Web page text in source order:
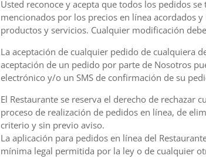
Usted reconoce y acepta que todos los pedidos
mencionados por los precios en línea acordados
productos y servicios. Cualquier modificación
La aceptación de cualquier pedido de cualquiera
aceptación de un pedido por parte de Nosotros
electrónico y/o un SMS de confirmación de su
El Restaurante se reserva el derecho de rechazar
proceso de realización de pedidos en línea, de
criterio y sin previo aviso.
La aplicación para pedidos en línea del
mínima legal permitida por la ley o de cualquier